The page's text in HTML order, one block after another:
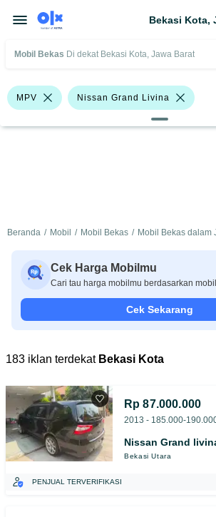
Bekasi Kota,
Mobil Bekas Di dekat Bekasi Kota, Jawa Barat
MPV Nissan Grand Livina
Nissan
Beranda / Mobil / Mobil Bekas / Mobil Bekas dalam
Cek Harga Mobilmu
Cari tau harga mobilmu berdasarkan
Cek Sekarang
183 iklan terdekat Bekasi Kota
Rp 87.000.000
2013 - 185.000-
Nissan Grand
Bekasi Utara
PENJUAL TERVERIFIKASI